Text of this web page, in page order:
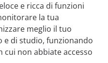
e ricca di funzioni
la tua
meglio il tuo
di studio, funzionando
cui non abbiate accesso